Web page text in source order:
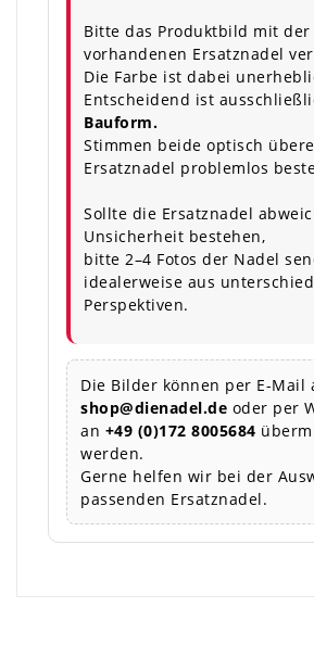
Bitte das Produktbild mit der
vorhandenen Ersatznadel
Die Farbe ist dabei
Entscheidend ist
Bauform.
Stimmen beide optisch
Ersatznadel problemlos
Sollte die Ersatznadel
Unsicherheit bestehen,
bitte 2–4 Fotos der Nadel
idealerweise aus
Perspektiven.
Die Bilder können per E-Mail
shop@dienadel.de oder per
an +49 (0)172 8005684
werden.
Gerne helfen wir bei der
passenden Ersatznadel.